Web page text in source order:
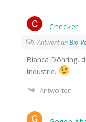
Checker
Antwort anBio-
Bian­ca Döh­ring,
Industrie.
Antworten